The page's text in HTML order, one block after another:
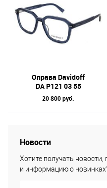
Оправа Davidoff
DA P121 03 55
20 800 руб.
Новости
Хотите получать новости,
и информацию о